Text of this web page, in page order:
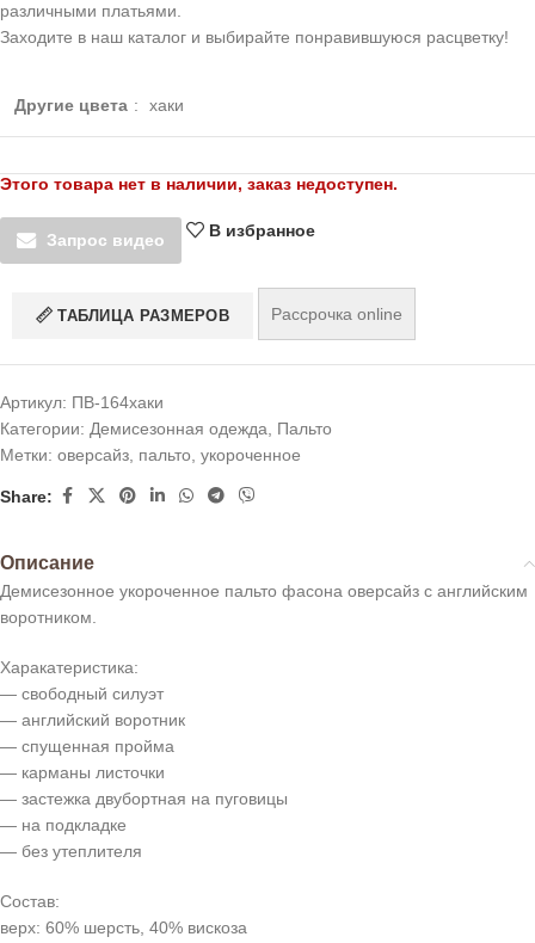
различными платьями.
Заходите в наш каталог и выбирайте понравившуюся расцветку!
Другие цвета : хаки
Этого товара нет в наличии, заказ недоступен.
Запрос видео
В избранное
ТАБЛИЦА РАЗМЕРОВ Рассрочка online
Артикул: ПВ-164хаки
Категории: Демисезонная одежда, Пальто
Метки: оверсайз, пальто, укороченное
Share:
Описание
Демисезонное укороченное пальто фасона оверсайз с английским
воротником.
Харакатеристика:
— свободный силуэт
— английский воротник
— спущенная пройма
— карманы листочки
— застежка двубортная на пуговицы
— на подкладке
— без утеплителя
Состав:
верх: 60% шерсть, 40% вискоза